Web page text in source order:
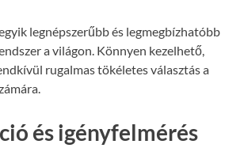
legnépszerűbb és legmegbízhatóbb
a világon. Könnyen kezelhető,
rugalmas tökéletes választás a
és igényfelmérés